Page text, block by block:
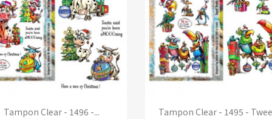
Tampon Clear - 1496 -...
Aperçu rapide Tampon Clear - 1495 -
Aperçu rapide